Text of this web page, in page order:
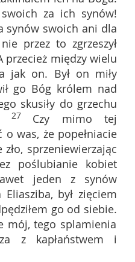
za ich synów!
synów swoich ani dla
nie przez to zgrzeszył
przecież między wielu
jak on. Był on miły
go Bóg królem nad
skusiły do grzechu
27 Czy mimo tej
o was, że popełniacie
sprzeniewierzając
poślubianie kobiet
jeden z synów
Eliasziba, był zięciem
go od siebie.
mój, tego splamienia
z kapłaństwem i